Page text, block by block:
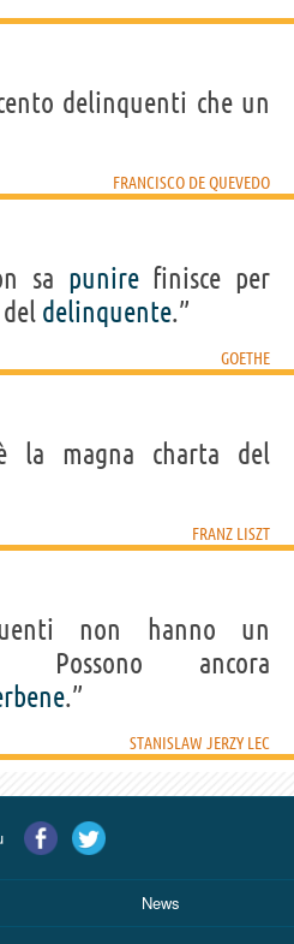
delinquenti che un
FRANCISCO DE QUEVEDO
sa punirefinisce per
del delinquente.”
GOETHE
la magna charta del
FRANZ LISZT
non hanno un
ancora
.”
STANISLAW JERZY LEC
News